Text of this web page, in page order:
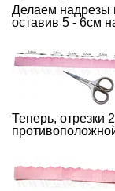
Делаем надрезы
оставив 5 - 6см
Теперь, отрезки